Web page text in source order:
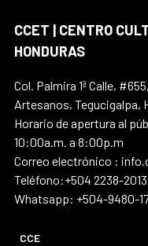
CCET | CENTRO
HONDURAS
Col. Palmira 1ª Calle,
Artesanos, Tegucigalpa,
Horario de apertura al
10:00a.m. a 8:00p.m
Correo electrónico :
Teléfono:+504 2238-
Whatsapp: +504-9480-
CCE